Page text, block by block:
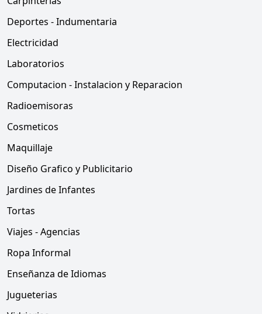
Deportes - Indumentaria
Electricidad
Laboratorios
Computacion - Instalacion y Reparacion
Radioemisoras
Cosmeticos
Maquillaje
Diseño Grafico y Publicitario
Jardines de Infantes
Tortas
Viajes - Agencias
Ropa Informal
Enseñanza de Idiomas
Jugueterias